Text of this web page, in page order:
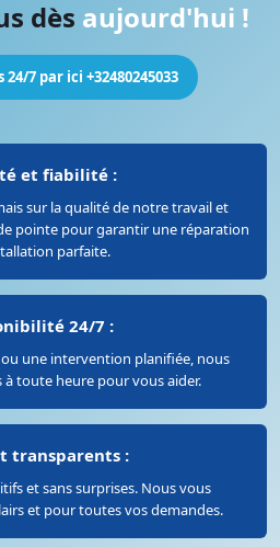
dès aujourd'hui !
7 par ici +32480245033
et fiabilité :
sur la qualité de notre travail et
pointe pour garantir une réparation
parfaite.
24/7 :
une intervention planifiée, nous
toute heure pour vous aider.
transparents :
et sans surprises. Nous vous
et pour toutes vos demandes.